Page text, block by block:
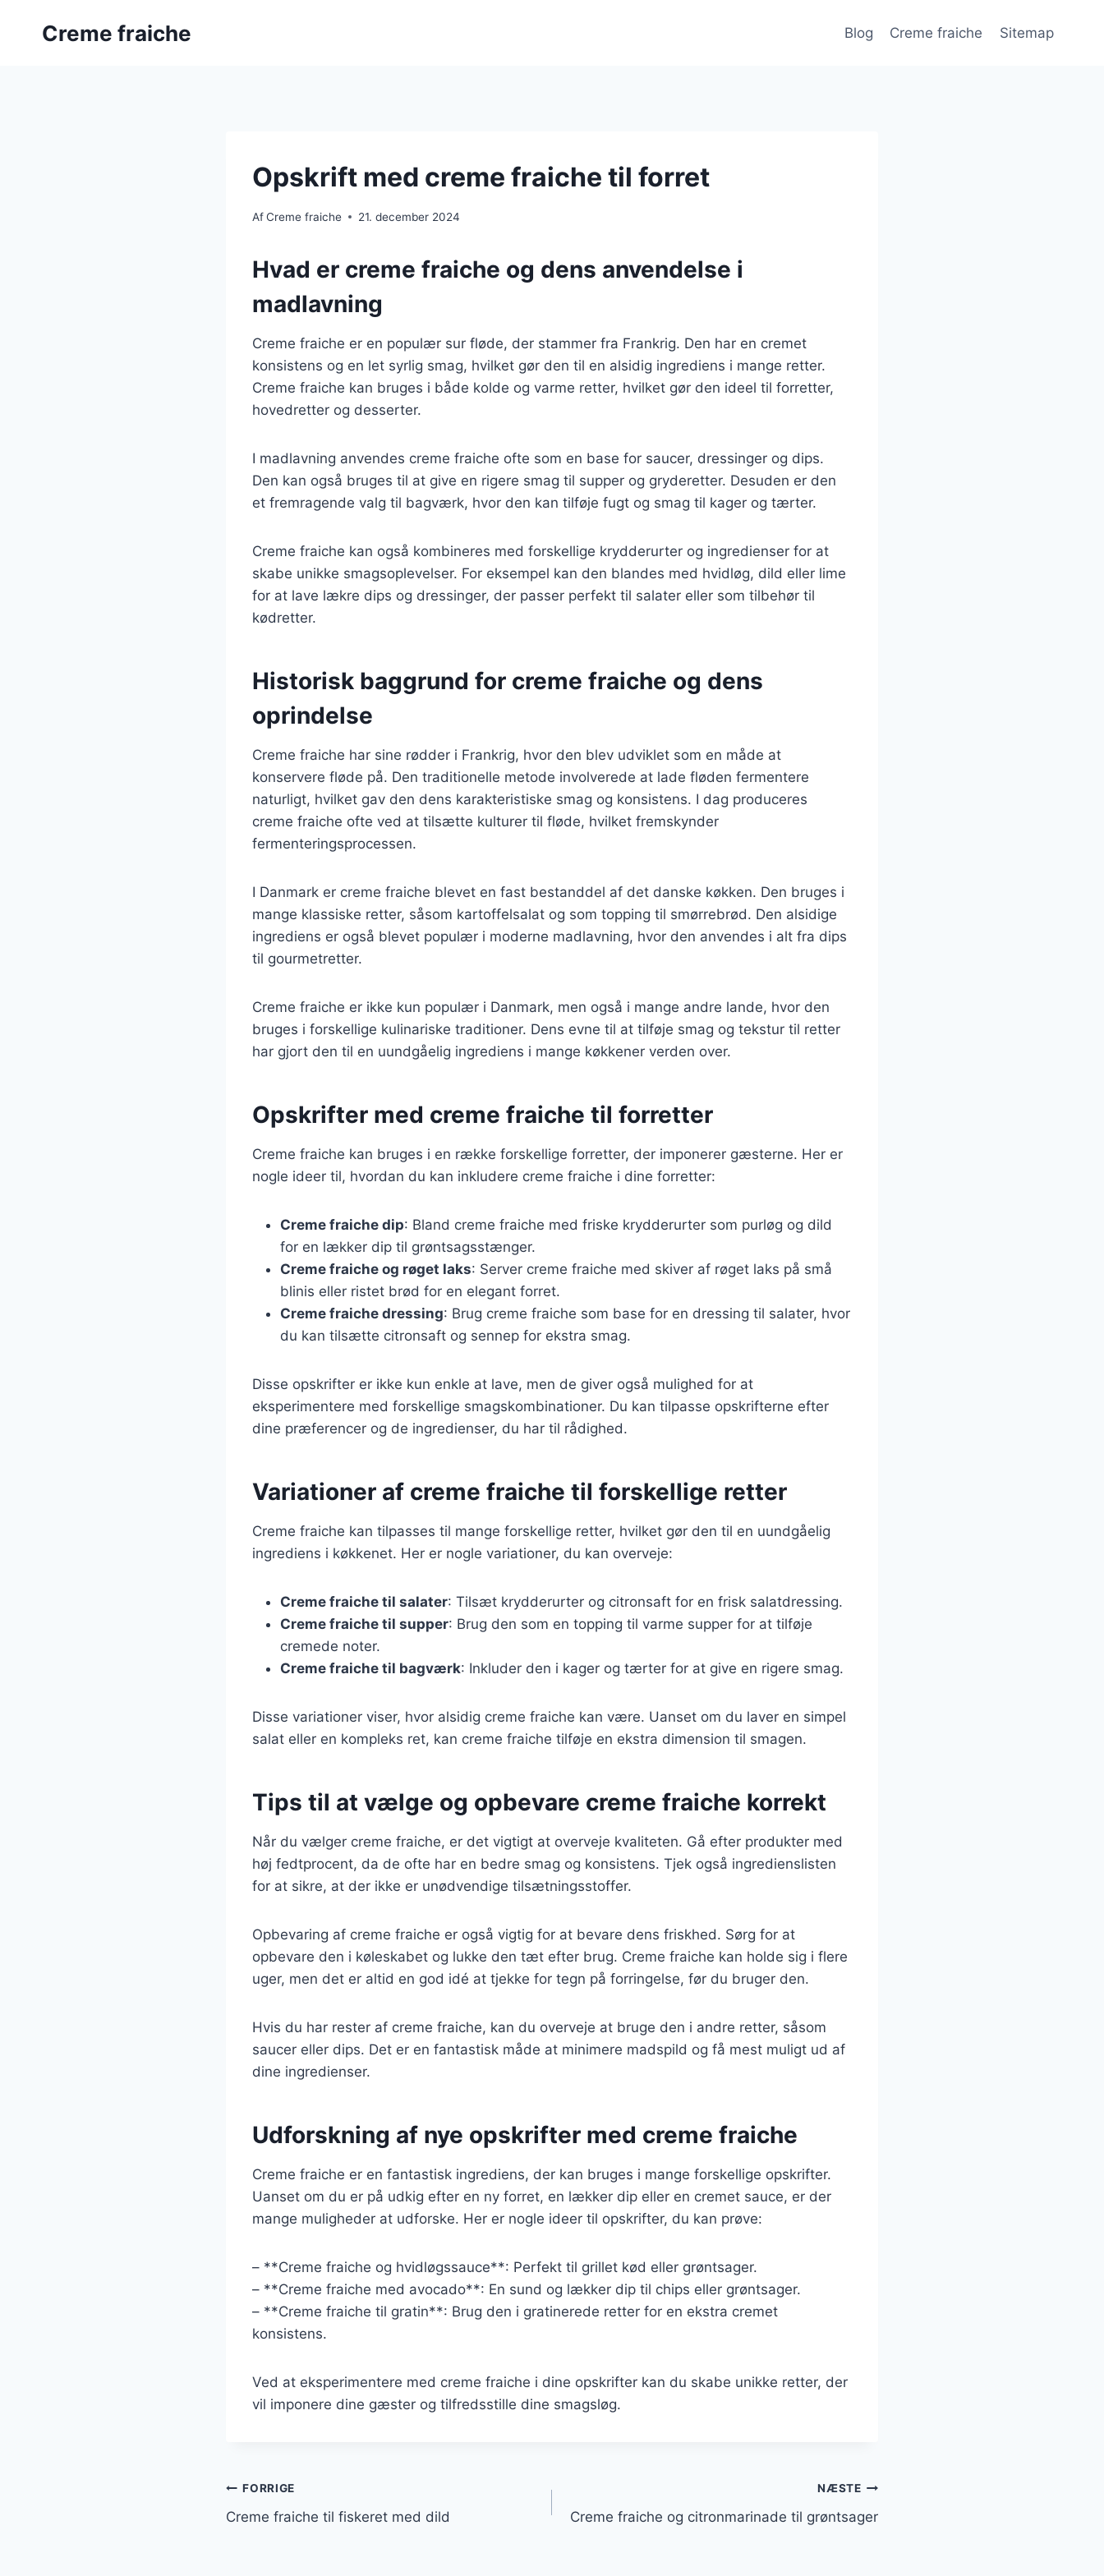
Creme fraiche Blog Creme fraiche Sitemap
Opskrift med creme fraiche til forret
AfCreme fraiche 21. december 2024
Hvad er creme fraiche og dens anvendelse i
madlavning
Creme fraiche er en populær sur fløde, der stammer fra Frankrig. Den har en cremet
konsistens og en let syrlig smag, hvilket gør den til en alsidig ingrediens i mange retter.
Creme fraiche kan bruges i både kolde og varme retter, hvilket gør den ideel til forretter,
hovedretter og desserter.
I madlavning anvendes creme fraiche ofte som en base for saucer, dressinger og dips.
Den kan også bruges til at give en rigere smag til supper og gryderetter. Desuden er den
et fremragende valg til bagværk, hvor den kan tilføje fugt og smag til kager og tærter.
Creme fraiche kan også kombineres med forskellige krydderurter og ingredienser for at
skabe unikke smagsoplevelser. For eksempel kan den blandes med hvidløg, dild eller lime
for at lave lækre dips og dressinger, der passer perfekt til salater eller som tilbehør til
kødretter.
Historisk baggrund for creme fraiche og dens
oprindelse
Creme fraiche har sine rødder i Frankrig, hvor den blev udviklet som en måde at
konservere fløde på. Den traditionelle metode involverede at lade fløden fermentere
naturligt, hvilket gav den dens karakteristiske smag og konsistens. I dag produceres
creme fraiche ofte ved at tilsætte kulturer til fløde, hvilket fremskynder
fermenteringsprocessen.
I Danmark er creme fraiche blevet en fast bestanddel af det danske køkken. Den bruges i
mange klassiske retter, såsom kartoffelsalat og som topping til smørrebrød. Den alsidige
ingrediens er også blevet populær i moderne madlavning, hvor den anvendes i alt fra dips
til gourmetretter.
Creme fraiche er ikke kun populær i Danmark, men også i mange andre lande, hvor den
bruges i forskellige kulinariske traditioner. Dens evne til at tilføje smag og tekstur til retter
har gjort den til en uundgåelig ingrediens i mange køkkener verden over.
Opskrifter med creme fraiche til forretter
Creme fraiche kan bruges i en række forskellige forretter, der imponerer gæsterne. Her er
nogle ideer til, hvordan du kan inkludere creme fraiche i dine forretter:
Creme fraiche dip: Bland creme fraiche med friske krydderurter som purløg og dild
for en lækker dip til grøntsagsstænger.
Creme fraiche og røget laks: Server creme fraiche med skiver af røget laks på små
blinis eller ristet brød for en elegant forret.
Creme fraiche dressing: Brug creme fraiche som base for en dressing til salater, hvor
du kan tilsætte citronsaft og sennep for ekstra smag.
Disse opskrifter er ikke kun enkle at lave, men de giver også mulighed for at
eksperimentere med forskellige smagskombinationer. Du kan tilpasse opskrifterne efter
dine præferencer og de ingredienser, du har til rådighed.
Variationer af creme fraiche til forskellige retter
Creme fraiche kan tilpasses til mange forskellige retter, hvilket gør den til en uundgåelig
ingrediens i køkkenet. Her er nogle variationer, du kan overveje:
Creme fraiche til salater: Tilsæt krydderurter og citronsaft for en frisk salatdressing.
Creme fraiche til supper: Brug den som en topping til varme supper for at tilføje
cremede noter.
Creme fraiche til bagværk: Inkluder den i kager og tærter for at give en rigere smag.
Disse variationer viser, hvor alsidig creme fraiche kan være. Uanset om du laver en simpel
salat eller en kompleks ret, kan creme fraiche tilføje en ekstra dimension til smagen.
Tips til at vælge og opbevare creme fraiche korrekt
Når du vælger creme fraiche, er det vigtigt at overveje kvaliteten. Gå efter produkter med
høj fedtprocent, da de ofte har en bedre smag og konsistens. Tjek også ingredienslisten
for at sikre, at der ikke er unødvendige tilsætningsstoffer.
Opbevaring af creme fraiche er også vigtig for at bevare dens friskhed. Sørg for at
opbevare den i køleskabet og lukke den tæt efter brug. Creme fraiche kan holde sig i flere
uger, men det er altid en god idé at tjekke for tegn på forringelse, før du bruger den.
Hvis du har rester af creme fraiche, kan du overveje at bruge den i andre retter, såsom
saucer eller dips. Det er en fantastisk måde at minimere madspild og få mest muligt ud af
dine ingredienser.
Udforskning af nye opskrifter med creme fraiche
Creme fraiche er en fantastisk ingrediens, der kan bruges i mange forskellige opskrifter.
Uanset om du er på udkig efter en ny forret, en lækker dip eller en cremet sauce, er der
mange muligheder at udforske. Her er nogle ideer til opskrifter, du kan prøve:
– **Creme fraiche og hvidløgssauce**: Perfekt til grillet kød eller grøntsager.
– **Creme fraiche med avocado**: En sund og lækker dip til chips eller grøntsager.
– **Creme fraiche til gratin**: Brug den i gratinerede retter for en ekstra cremet
konsistens.
Ved at eksperimentere med creme fraiche i dine opskrifter kan du skabe unikke retter, der
vil imponere dine gæster og tilfredsstille dine smagsløg.
Indlægsnavigation
FORRIGE
Creme fraiche til fiskeret med dild
NÆSTE
Creme fraiche og citronmarinade til grøntsager